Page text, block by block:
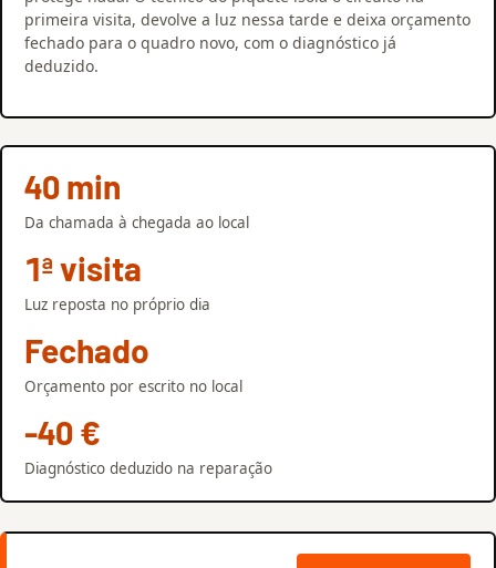
primeira visita, devolve a luz nessa tarde e deixa orçamento
fechado para o quadro novo, com o diagnóstico já
deduzido.
40 min
Da chamada à chegada ao local
1ª visita
Luz reposta no próprio dia
Fechado
Orçamento por escrito no local
-40 €
Diagnóstico deduzido na reparação